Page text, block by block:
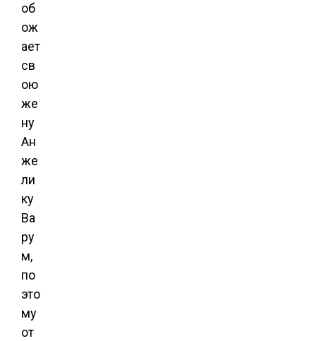
об
ож
ает
св
ою
же
ну
Ан
же
ли
ку
Ва
ру
м,
по
это
му
от